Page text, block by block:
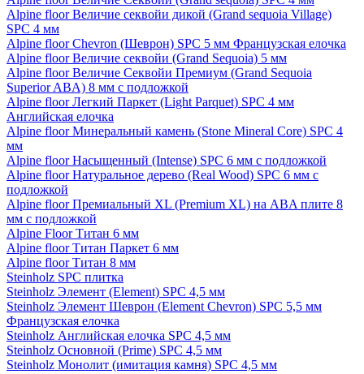
Alpine floor Величие секвойи дикой (Grand sequoia Village)
SPC 4 мм
Alpine floor Chevron (Шеврон) SPC 5 мм Французская елочка
Alpine floor Величие секвойи (Grand Sequoia) 5 мм
Alpine floor Величие Секвойи Премиум (Grand Sequoia
Superior ABA) 8 мм с подложкой
Alpine floor Легкий Паркет (Light Parquet) SPC 4 мм
Английская елочка
Alpine floor Минеральный камень (Stone Mineral Core) SPC 4
мм
Alpine floor Насыщенный (Intense) SPC 6 мм с подложкой
Alpine floor Натуральное дерево (Real Wood) SPC 6 мм с
подложкой
Alpine floor Премиальный XL (Premium XL) на ABA плите 8
мм с подложкой
Alpine Floor Титан 6 мм
Alpine floor Титан Паркет 6 мм
Alpine floor Титан 8 мм
Steinholz SPC плитка
Steinholz Элемент (Element) SPC 4,5 мм
Steinholz Элемент Шеврон (Element Chevron) SPC 5,5 мм
Французская елочка
Steinholz Английская елочка SPC 4,5 мм
Steinholz Основной (Prime) SPC 4,5 мм
Steinholz Монолит (имитация камня) SPC 4,5 мм